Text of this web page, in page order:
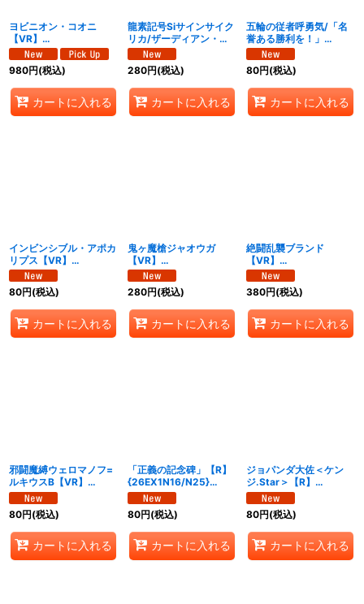
ヨビニオン・コオニ
【VR】
{26EX1N7/N25}《闇》
980円(税込)
カートに入れる
龍素記号Siサインサイク
リカ/ザーディアン・サ
イン【VR】
{26EX1N9/N25}《多》
280円(税込)
カートに入れる
五輪の従者呼勇気/「名
誉ある勝利を！」
【VR】
{26EX1N10/N25}
《多》
80円(税込)
カートに入れる
インビンシブル・アポカ
リプス【VR】
{26EX1N11/N25}
《多》
80円(税込)
カートに入れる
鬼ヶ魔槍ジャオウガ
【VR】
{26EX1N12/N25}
《多》
280円(税込)
カートに入れる
絶闘乱襲ブランド
【VR】
{26EX1N13/N25}
《多》
380円(税込)
カートに入れる
邪闘魔縛ウェロマノフ=
ルキウスB【VR】
{26EX1N14/N25}
《多》
80円(税込)
カートに入れる
「正義の記念碑」【R】
{26EX1N16/N25}
《光》
80円(税込)
カートに入れる
ジョパンダ大佐＜ケン
ジ.Star＞【R】
{26EX1N18/N25}
《闇》
80円(税込)
カートに入れる